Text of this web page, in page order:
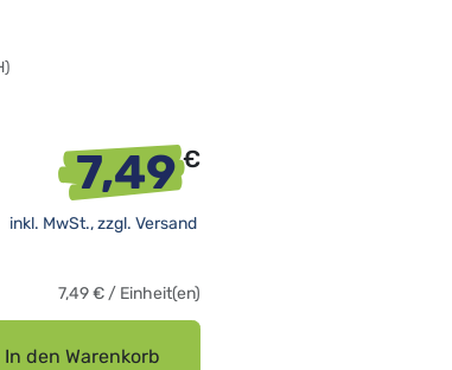
In den Warenkorb
7,49€
inkl. MwSt., zzgl. Versand
7,49€/ Einheit(en)